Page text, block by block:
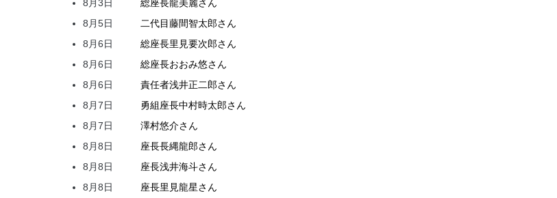
8月3日
総座長龍美麗さん
8月5日
二代目藤間智太郎さん
8月6日
総座長里見要次郎さん
8月6日
総座長おおみ悠さん
8月6日
責任者浅井正二郎さん
8月7日
勇組座長中村時太郎さん
8月7日
澤村悠介さん
8月8日
座長長縄龍郎さん
8月8日
座長浅井海斗さん
8月8日
座長里見龍星さん